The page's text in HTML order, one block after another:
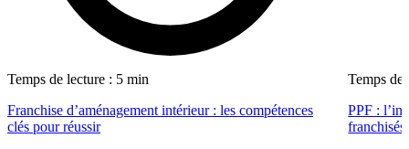
Temps de lecture : 5 min
Franchise d’aménagement intérieur : les compétences
clés pour réussir
Temps de
PPF :
franchisés